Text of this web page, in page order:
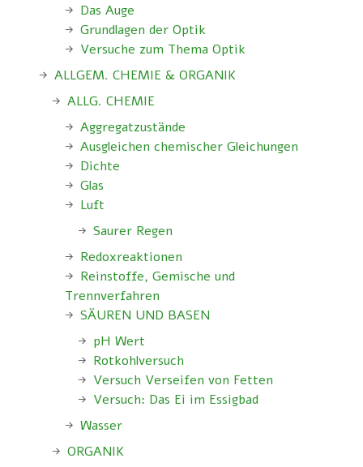
Das Auge
Grundlagen der Optik
Versuche zum Thema Optik
ALLGEM. CHEMIE & ORGANIK
ALLG. CHEMIE
Aggregatzustände
Ausgleichen chemischer Gleichungen
Dichte
Glas
Luft
Saurer Regen
Redoxreaktionen
Reinstoffe, Gemische und
Trennverfahren
SÄUREN UND BASEN
pH Wert
Rotkohlversuch
Versuch Verseifen von Fetten
Versuch: Das Ei im Essigbad
Wasser
ORGANIK